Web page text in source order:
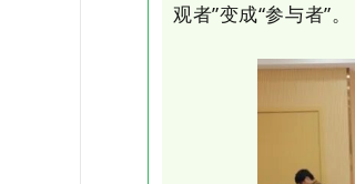
观者”变成“参与者”。